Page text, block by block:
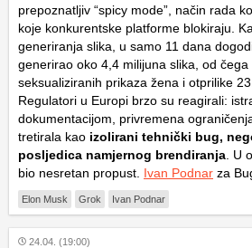
prepoznatljiv “spicy mode”, način rada
koje konkurentske platforme blokiraju.
generiranja slika, u samo 11 dana
generirao oko 4,4 milijuna slika, od čega
seksualiziranih prikaza žena i otprilike
Regulatori u Europi brzo su reagirali:
dokumentacijom, privremena
tretirala kao izolirani tehnički bug,
posljedica namjernog brendiranja . U
bio nesretan propust. Ivan Podnar za
Elon Musk Grok Ivan Podnar
24.04. (19:00)